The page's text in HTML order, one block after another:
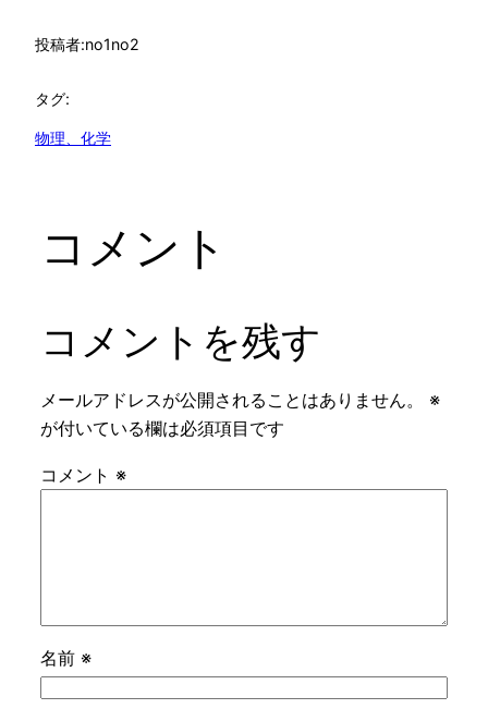
投稿者:no1no2
タグ:
物理、化学
コメント
コメントを残す
メールアドレスが公開されることはありません。
※
が付いている欄は必須項目です
コメント ※
名前 ※